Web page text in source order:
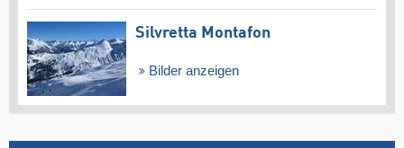
Silvretta Montafon
Bilder anzeigen